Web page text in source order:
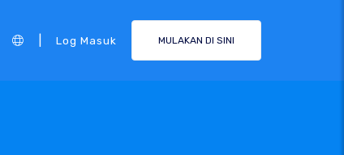
Log Masuk MULAKAN DI SINI